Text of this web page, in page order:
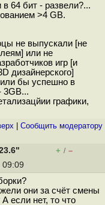
64 бит - развели?...
>4 GB.
не выпускали [не
или не
игр [и
дизайнерского]
бы успешно в
3GB...
графики,
Cообщить модератору
+ / –
09:09
они за счёт смены
если нет, то что